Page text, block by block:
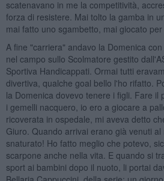
scatenavano in me la competitività,
forza di resistere. Mai tolto la gamba in
mai fatto uno sgambetto, mai giocato per
A fine "carriera" andavo la Domenica
nel campo sullo Scolmatore gestito
Sportiva Handicappati. Ormai tutti
divertiva, qualche goal bello l'ho rifatto.
la Domenica dovevo tenere i figli. Fare il
i gemelli nacquero, io ero a giocare a
ricoverata in ospedale, mi aveva detto
Giuro. Quando arrivai erano già venuti
snaturato! Ho fatto meglio che potevo,
scarpone anche nella vita. E quando si
sport ai bambini dopo il nuoto, li portai